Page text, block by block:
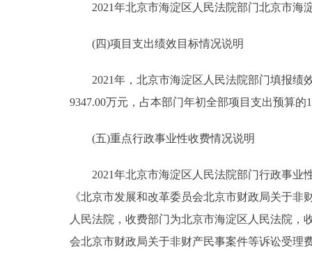
2021年北京市海淀区人民法院部门北京市海淀
(四)项目支出绩效目标情况说明
2021年，北京市海淀区人民法院部门填报绩效
9347.00万元，占本部门年初全部项目支出预算
(五)重点行政事业性收费情况说明
2021年北京市海淀区人民法院部门行政事业
《北京市发展和改革委员会北京市财政局关于
人民法院，收费部门为北京市海淀区人民法院
会北京市财政局关于非财产民事案件等诉讼受理